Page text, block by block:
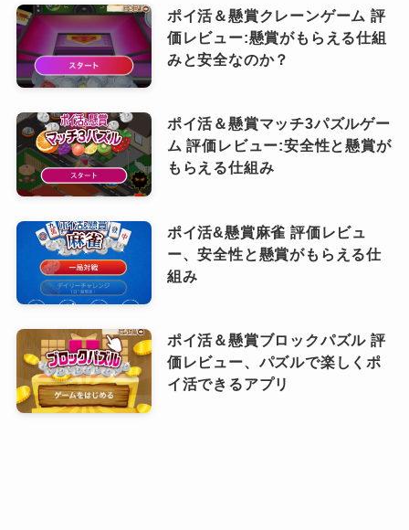
ポイ活＆懸賞クレーンゲーム 評
価レビュー:懸賞がもらえる仕組
みと安全なのか？
ポイ活＆懸賞マッチ3パズルゲー
ム 評価レビュー:安全性と懸賞が
もらえる仕組み
ポイ活&懸賞麻雀 評価レビュ
ー、安全性と懸賞がもらえる仕
組み
ポイ活＆懸賞ブロックパズル 評
価レビュー、パズルで楽しくポ
イ活できるアプリ